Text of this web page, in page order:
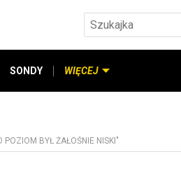
SONDY WIĘCEJ
BYŁ ŻAŁOŚNIE NISKI"